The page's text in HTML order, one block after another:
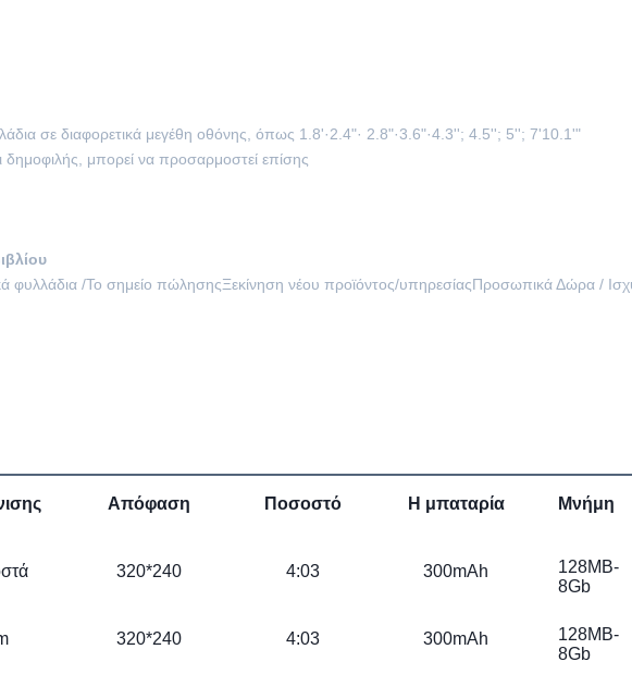
σε διαφορετικά μεγέθη οθόνης, όπως 1.8'·2.4"· 2.8"·3.6"·4.3''; 4.5''; 5''; 7'10.1'"
δημοφιλής, μπορεί να προσαρμοστεί επίσης
φυλλάδια /Το σημείο πώλησηςΞεκίνηση νέου προϊόντος/υπηρεσίαςΠροσωπικά Δώρα /
Απόφαση Ποσοστό Η μπαταρία Μνήμη
320*240 4:03 300mAh
128MB-
8Gb
320*240 4:03 300mAh
128MB-
8Gb